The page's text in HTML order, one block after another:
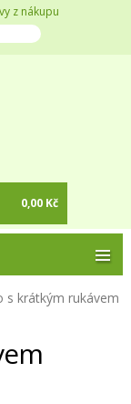
z nákupu
0,00 Kč
s krátkým rukávem